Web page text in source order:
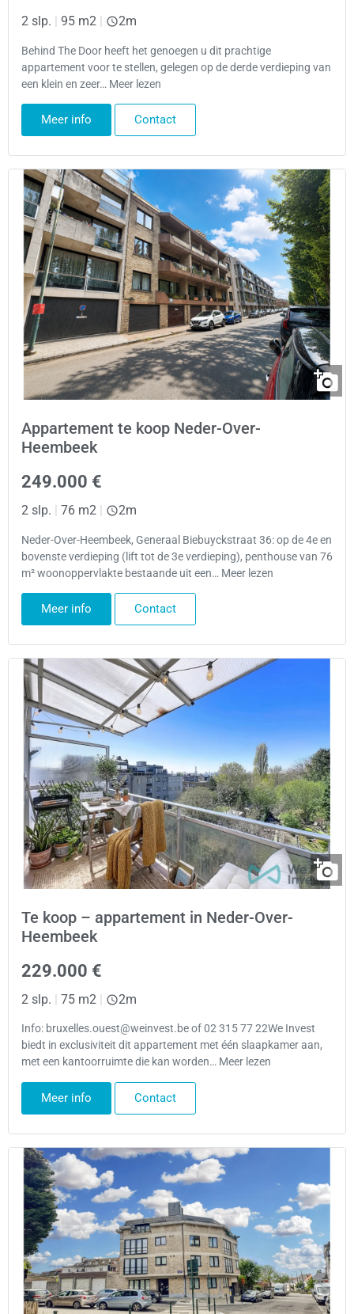
2 slp. 95 m2 2m
Behind The Door heeft het genoegen u dit prachtige
appartement voor te stellen, gelegen op de derde verdieping van
een klein en zeer… Meer lezen
Meer info Contact
Appartement te koop Neder-Over-
Heembeek
249.000 €
2 slp. 76 m2 2m
Neder-Over-Heembeek, Generaal Biebuyckstraat 36: op de 4e en
bovenste verdieping (lift tot de 3e verdieping), penthouse van 76
m² woonoppervlakte bestaande uit een… Meer lezen
Meer info Contact
Te koop – appartement in Neder-Over-
Heembeek
229.000 €
2 slp. | 75 m2 | 2m
Info: bruxelles.ouest@weinvest.be of 02 315 77 22We Invest
biedt in exclusiviteit dit appartement met één slaapkamer aan,
met een kantoorruimte die kan worden… Meer lezen
Meer info Contact